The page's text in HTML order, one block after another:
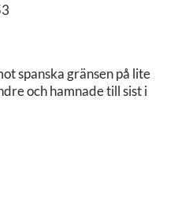
spanska gränsen på lite
och hamnade till sist i